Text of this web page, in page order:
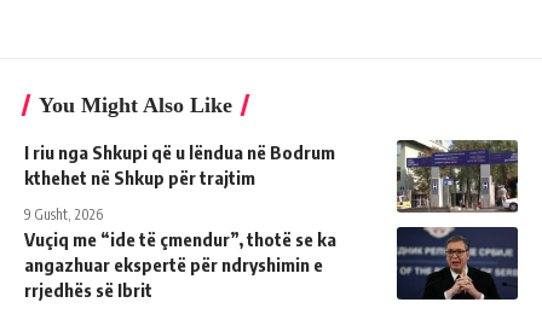
You Might Also Like
I riu nga Shkupi që u lëndua në Bodrum
kthehet në Shkup për trajtim
9 Gusht, 2026
Vuçiq me “ide të çmendur”, thotë se ka
angazhuar ekspertë për ndryshimin e
rrjedhës së Ibrit